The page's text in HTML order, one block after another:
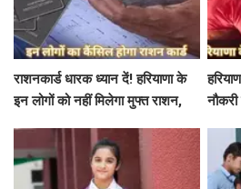
राशनकार्ड धारक ध्यान दें! हरियाणा के
इन लोगों को नहीं मिलेगा मुफ्त राशन,